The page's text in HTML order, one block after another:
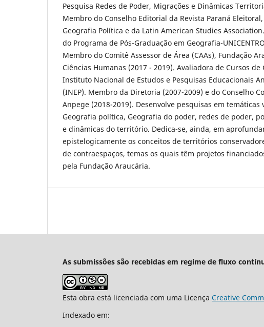
Pesquisa Redes de Poder, Migrações e Dinâmicas
Membro do Conselho Editorial da Revista Paraná
Geografia Política e da Latin American Studies
do Programa de Pós-Graduação em Geografia-
Membro do Comitê Assessor de Área (CAAs), Fundação
Ciências Humanas (2017 - 2019). Avaliadora de Cursos de
Instituto Nacional de Estudos e Pesquisas Educacionais
(INEP). Membro da Diretoria (2007-2009) e do Conselho
Anpege (2018-2019). Desenvolve pesquisas em temáticas
Geografia política, Geografia do poder, redes de poder,
e dinâmicas do território. Dedica-se, ainda, em
epistelogicamente os conceitos de territórios
de contraespaços, temas os quais têm projetos
pela Fundação Araucária.
As submissões são recebidas em regime de fluxo
Esta obra está licenciada com uma Licença Creative
Indexado em: